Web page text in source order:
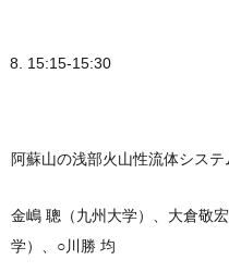
15:15-15:30
阿蘇山の浅部火山性流体シス
金嶋 聰（九州大学）、大倉敬
学）、○川勝 均